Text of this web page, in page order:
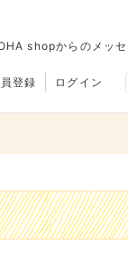
shopからのメッセ
登録 ログイン